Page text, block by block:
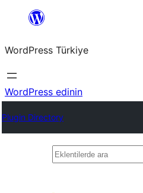
İçeriğe
WordPress Türkiye
WordPress edinin
Plugin Directory
Eklentilerde